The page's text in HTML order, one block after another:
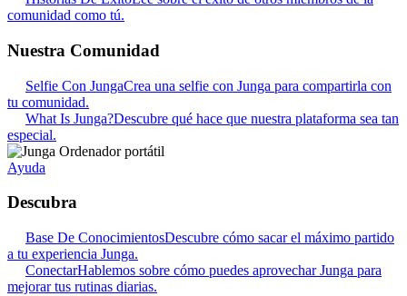
comunidad como tú.
Nuestra Comunidad
Selfie Con JungaCrea una selfie con Junga para compartirla con
tu comunidad.
What Is Junga?Descubre qué hace que nuestra plataforma sea tan
especial.
Ayuda
Descubra
Base De ConocimientosDescubre cómo sacar el máximo partido
a tu experiencia Junga.
ConectarHablemos sobre cómo puedes aprovechar Junga para
mejorar tus rutinas diarias.